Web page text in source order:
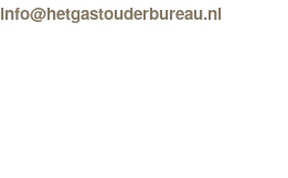
info@hetgastouderbureau.nl